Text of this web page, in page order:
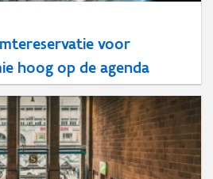
voor
hoog op de agenda